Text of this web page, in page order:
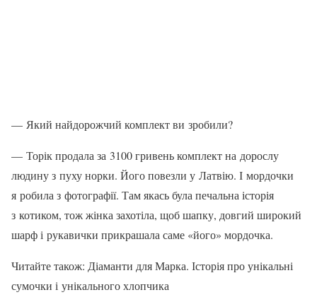
— Який найдорожчий комплект ви зробили?
— Торік продала за 3100 гривень комп­лект на дорослу
людину з пуху норки. Його повезли у Латвію. І мордочки
я ро­била з фотографії. Там якась була пе­чальна історія
з котиком, тож жінка захо­тіла, щоб шапку, довгий широкий
шарф і рукавички прикрашала саме «його» мор­дочка.
Читайте також: Діаманти для Марка. Історія про унікальні
сумочки і унікального хлопчика